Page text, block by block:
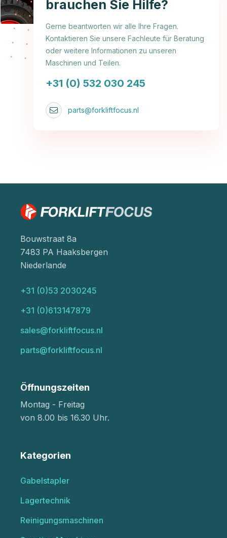
brauchen Sie Hilfe?
Gerne beantworten wir alle Ihre Fragen.
Kontaktieren Sie unsere Fachleute für Beratung
oder weitere Informationen zu unseren
Maschinen und Teilen.
+31 (0) 532 030 245
parts@forkliftfocus.nl
Bouwstraat 8a
7483 PA Haaksbergen
Niederlande
+31 (0)53 2030245
+31 (0)613147879
sales@forkliftfocus.nl
parts@forkliftfocus.nl
Öffnungszeiten
Montag - Freitag
von 8.00 bis 16.30 Uhr.
Kategorien
Gabelstapler
Lagertechnik
Reinigungsmaschinen